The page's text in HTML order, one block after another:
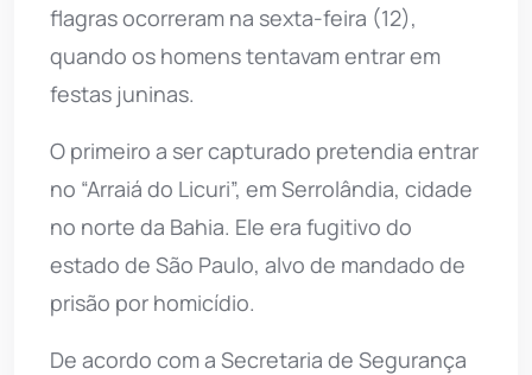
flagras ocorreram na sexta-feira (12),
quando os homens tentavam entrar em
festas juninas.
O primeiro a ser capturado pretendia entrar
no “Arraiá do Licuri”, em Serrolândia, cidade
no norte da Bahia. Ele era fugitivo do
estado de São Paulo, alvo de mandado de
prisão por homicídio.
De acordo com a Secretaria de Segurança